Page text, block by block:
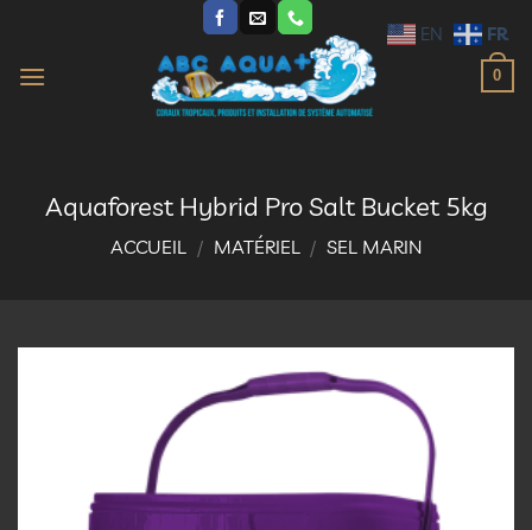
contenu
0
Aquaforest Hybrid Pro Salt Bucket 5kg
ACCUEIL / MATÉRIEL / SEL MARIN
EN FR